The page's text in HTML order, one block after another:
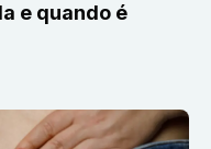
e quando é